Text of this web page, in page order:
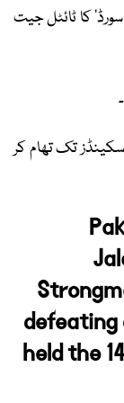
کا ٹائٹل جیت
نوح دستگیر نے 14 کلو وزنی تلوار ایک منٹ 49 سکینڈز تک تھام کر
defeating
held the